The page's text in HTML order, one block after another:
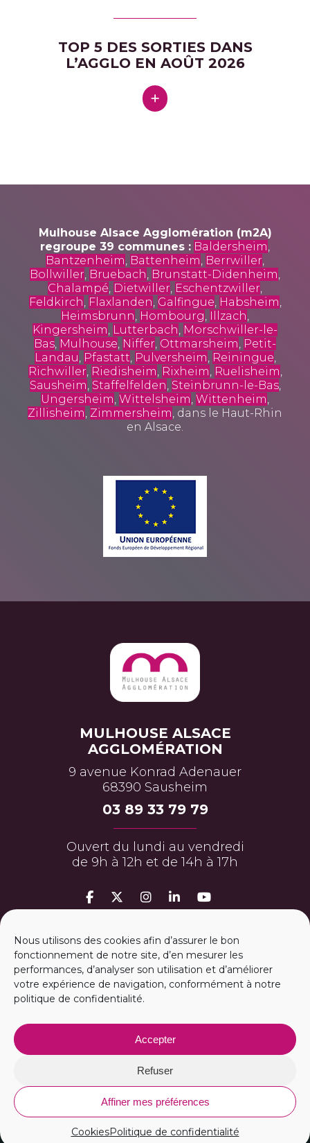
Nous utilisons des cookies afin d’assurer le bon
fonctionnement de notre site, d’en mesurer les
performances, d’analyser son utilisation et d’améliorer
votre expérience de navigation, conformément à notre
politique de confidentialité.
Accepter
Refuser
Affiner mes préférences
CookiesPolitique de confidentialité
TOP 5 DES SORTIES DANS
L’AGGLO EN AOÛT 2026
Mulhouse Alsace Agglomération (m2A)
regroupe 39 communes : Baldersheim,
Bantzenheim, Battenheim, Berrwiller,
Bollwiller, Bruebach, Brunstatt-Didenheim,
Chalampé, Dietwiller, Eschentzwiller,
Feldkirch, Flaxlanden, Galfingue, Habsheim,
Heimsbrunn, Hombourg, Illzach,
Kingersheim, Lutterbach, Morschwiller-le-
Bas, Mulhouse, Niffer, Ottmarsheim, Petit-
Landau, Pfastatt, Pulversheim, Reiningue,
Richwiller, Riedisheim, Rixheim, Ruelisheim,
Sausheim, Staffelfelden, Steinbrunn-le-Bas,
Ungersheim, Wittelsheim, Wittenheim,
Zillisheim, Zimmersheim, dans le Haut-Rhin
en Alsace.
MULHOUSE ALSACE
AGGLOMÉRATION
9 avenue Konrad Adenauer
68390 Sausheim
03 89 33 79 79
Ouvert du lundi au vendredi
de 9h à 12h et de 14h à 17h
MON ESPACE PERSO
ESPACE PRESSE
m2A RECRUTE
Vous avez une question ?
CONTACTEZ NOUS